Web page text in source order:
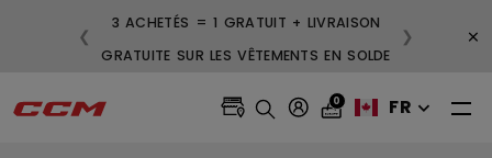
3 ACHETÉS = 1 GRATUIT + LIVRAISON
GRATUITE SUR LES VÊTEMENTS EN SOLDE
❮ ❯ ×
0 FR